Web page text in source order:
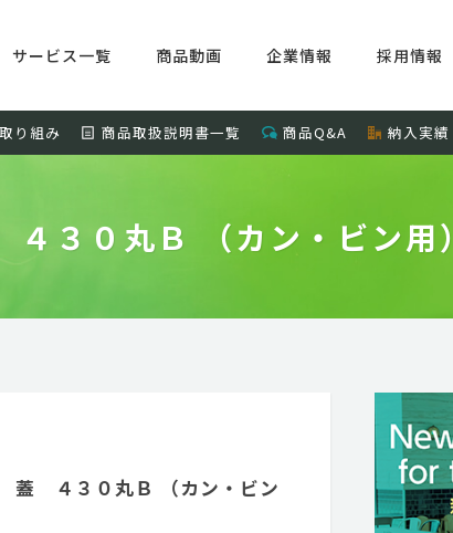
サービス一覧 商品動画 企業情報 採用情報
り組み 商品取扱説明書一覧 商品Q&A 納入実績
３０丸Ｂ （カン・ビン用）
蓋 ４３０丸Ｂ （カン・ビン